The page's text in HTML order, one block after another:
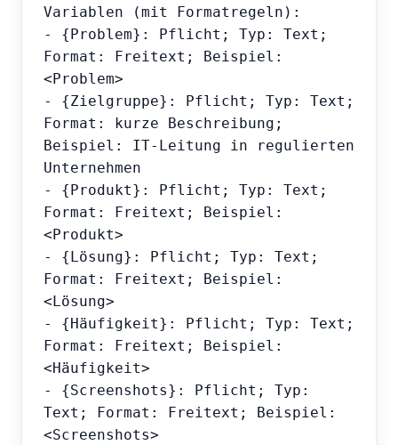
Variablen (mit Formatregeln):
- {Problem}: Pflicht; Typ: Text;
Format: Freitext; Beispiel:
<Problem>
- {Zielgruppe}: Pflicht; Typ: Text;
Format: kurze Beschreibung;
Beispiel: IT-Leitung in regulierten
Unternehmen
- {Produkt}: Pflicht; Typ: Text;
Format: Freitext; Beispiel:
<Produkt>
- {Lösung}: Pflicht; Typ: Text;
Format: Freitext; Beispiel:
<Lösung>
- {Häufigkeit}: Pflicht; Typ: Text;
Format: Freitext; Beispiel:
<Häufigkeit>
- {Screenshots}: Pflicht; Typ:
Text; Format: Freitext; Beispiel:
<Screenshots>